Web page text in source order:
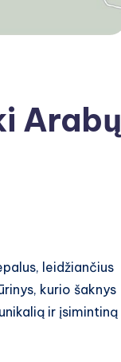
Arabų
leidžiančius
kurio šaknys
ir įsimintiną